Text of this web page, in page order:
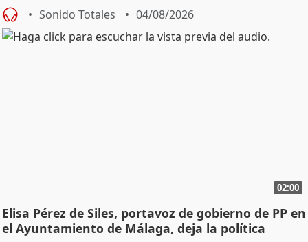
Sonido Totales 04/08/2026
02:00
Elisa Pérez de Siles, portavoz de gobierno de PP en
el Ayuntamiento de Málaga, deja la política